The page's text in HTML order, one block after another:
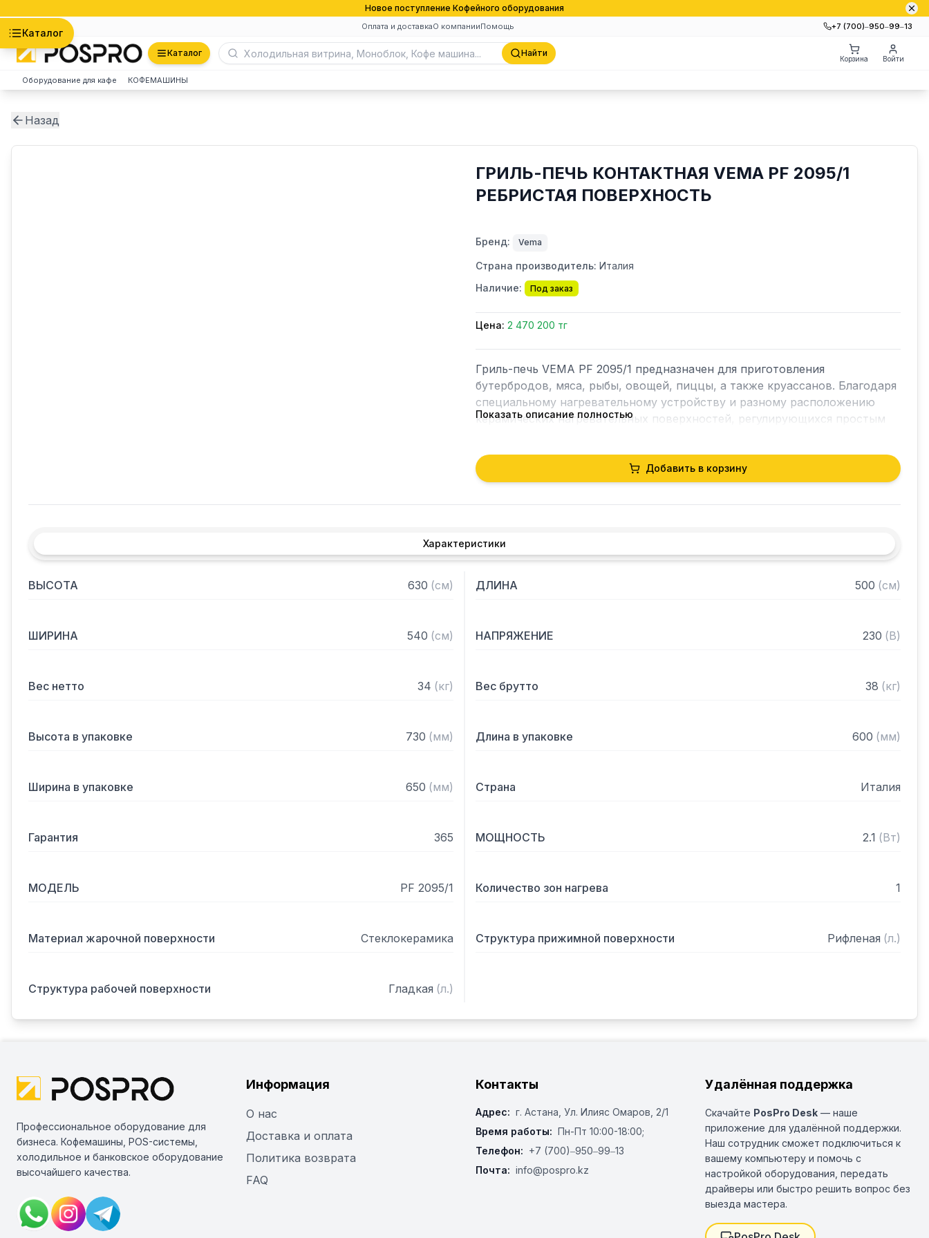
Новое поступление Кофейного оборудования
Оплата и доставкаО компанииПомощь +7 (700)‒950‒99‒13
Каталог
Каталог Найти
Корзина Войти
Оборудование для кафе КОФЕМАШИНЫ
Назад
ГРИЛЬ-ПЕЧЬ КОНТАКТНАЯ VEMA PF 2095/1
РЕБРИСТАЯ ПОВЕРХНОСТЬ
Бренд: Vema
Страна производитель: Италия
Наличие:
Под заказ
Цена: 2 470 200 тг
Гриль-печь VEMA PF 2095/1 предназначен для приготовления
бутербродов, мяса, рыбы, овощей, пиццы, а также круассанов. Благодаря
специальному нагревательному устройству и разному расположению
керамических нагревательных поверхностей, регулирующихся простым
качестве гриля или как печь с вентиляцией. Используется на
предприятиях общественного питания.
Особенности:
– Варочные поверхности из ударопрочного и термоустойчивого
– Материал поверхностей не производит дым и не впитывает запахи
– Стальные нагревательные элементы сохраняют тепло в течение
– Кнопка включения с сигнальной лампой
– Таймер: 30 минут
Показать описание полностью
Добавить в корзину
Характеристики
ВЫСОТА 630 (см) ДЛИНА 500 (см)
ШИРИНА 540 (см) НАПРЯЖЕНИЕ 230 (В)
Вес нетто 34 (кг) Вес брутто 38 (кг)
Высота в упаковке 730 (мм) Длина в упаковке 600 (мм)
Ширина в упаковке 650 (мм) Страна Италия
Гарантия 365 МОЩНОСТЬ 2.1 (Вт)
МОДЕЛЬ PF 2095/1 Количество зон нагрева 1
Материал жарочной поверхности Стеклокерамика Структура прижимной поверхности Рифленая (л.)
Структура рабочей поверхности Гладкая (л.)
Профессиональное оборудование для
бизнеса. Кофемашины, POS-системы,
холодильное и банковское оборудование
высочайшего качества.
Информация
О нас
Доставка и оплата
Политика возврата
FAQ
Контакты
Адрес: г. Астана, ​Ул. Илияс Омаров, 2/1
Время работы: Пн-Пт 10:00-18:00;
Телефон: +7 (700)‒950‒99‒13
Почта: info@pospro.kz
Удалённая поддержка
Скачайте PosPro Desk — наше
приложение для удалённой поддержки.
Наш сотрудник сможет подключиться к
вашему компьютеру и помочь с
настройкой оборудования, передать
драйверы или быстро решить вопрос без
выезда мастера.